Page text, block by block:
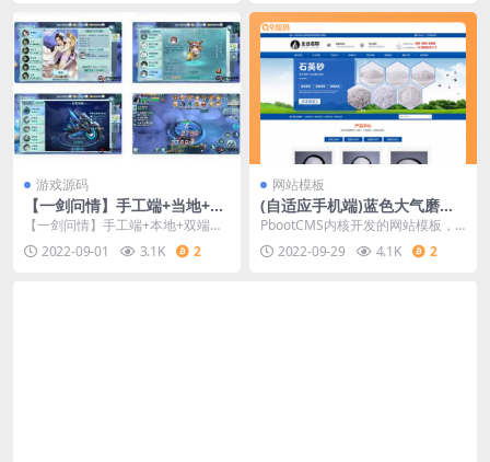
游戏源码
【一剑问情】手工端+当地+双
端+经营后端
【一剑问情】手工端+本地+双端
+运营后台更新了本地验证
2022-09-01 3.1K 2
网站模板
(自适应手机端)蓝色大气磨料
生产网站源码 化工滤料石材厂
家pbootcms模板
PbootCMS内核开发的网站模板，
该模板适用于滤料石网站、磨料生
产网站等企业，
2022-09-29 4.1K 2